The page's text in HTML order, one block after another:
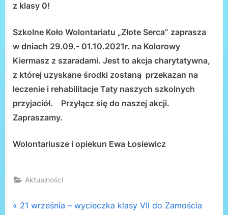
z klasy 0!
Szkolne Koło Wolontariatu „Złote Serca” zaprasza
w dniach 29.09.- 01.10.2021r. na Kolorowy
Kiermasz z szaradami. Jest to akcja charytatywna,
z której uzyskane środki zostaną przekazan na
leczenie i rehabilitacje Taty naszych szkolnych
przyjaciół. Przyłącz się do naszej akcji.
Zapraszamy.
Wolontariusze i opiekun Ewa Łosiewicz
Aktualności
Nawigacja
P
21 września – wycieczka klasy VII do Zamościa